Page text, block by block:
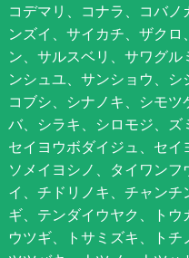
コデマリ、コナラ、コバ
ンズイ、サイカチ、ザク
ン、サルスベリ、サワグ
ンシュユ、サンショウ、
コブシ、シナノキ、シモ
バ、シラキ、シロモジ、ズ
セイヨウボダイジュ、セイ
ソメイヨシノ、タイワン
イ、チドリノキ、チャン
ギ、テンダイウヤク、ト
ウツギ、トサミズキ、ト